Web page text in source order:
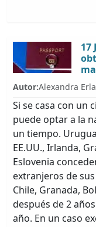
17
Autor:Alexandra
Si se casa con un
puede optar a la
un tiempo.
EE.UU., Irlanda,
Eslovenia
extranjeros de
Chile, Granada,
después de 2
año. En un caso